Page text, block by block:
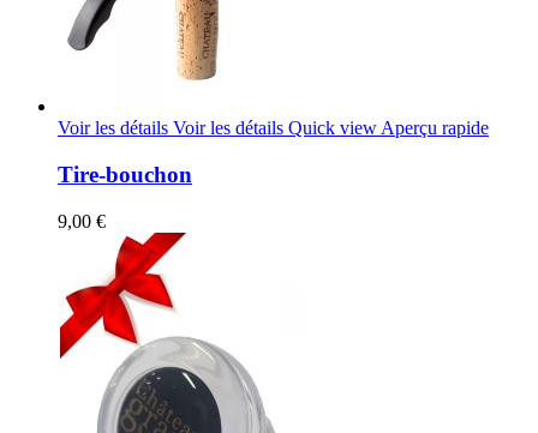
Voir les détails Voir les détails Quick view Aperçu rapide
Tire-bouchon
9,00 €